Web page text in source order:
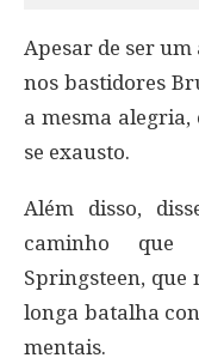
Apesar de ser
nos bastidores
a mesma alegria,
se exausto.
Além disso,
caminho que
Springsteen, que
longa batalha
mentais.